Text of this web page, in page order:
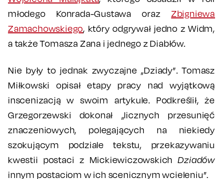
młodego Konrada-Gustawa oraz Zbigniewa
Zamachowskiego, który odgrywał jedno z Widm,
a także Tomasza Zana i jednego z Diabłów.
Nie były to jednak zwyczajne „Dziady”. Tomasz
Miłkowski opisał etapy pracy nad wyjątkową
inscenizacją w swoim artykule. Podkreślił, że
Grzegorzewski dokonał „licznych przesunięć
znaczeniowych, polegających na nie­kiedy
szokującym podziale tekstu, przekazywaniu
kwestii postaci z MickiewiczowskichDziadów
in­nym postaciom w ich scenicznym wcieleniu”.